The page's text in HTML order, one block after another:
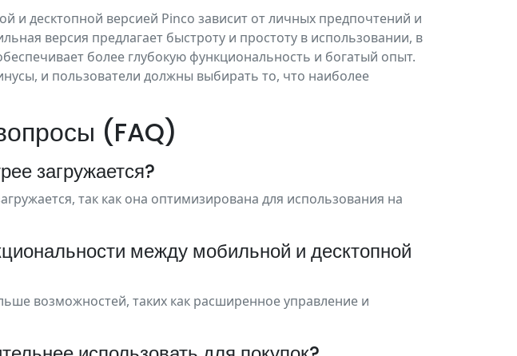
и десктопной версией Pinco зависит от личных предпочтений и
версия предлагает быстроту и простоту в использовании, в
более глубокую функциональность и богатый опыт.
и пользователи должны выбирать то, что наиболее
(FAQ)
загружается?
так как она оптимизирована для использования на
между мобильной и десктопной
возможностей, таких как расширенное управление и